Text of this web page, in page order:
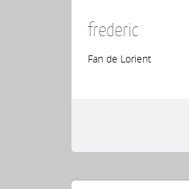
frederic
Fan de Lorient